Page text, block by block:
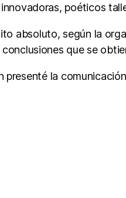
poéticos
absoluto, según la
conclusiones que se
presenté la